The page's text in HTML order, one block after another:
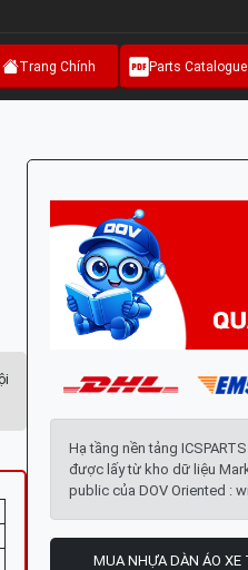
Trang Chính Parts Catalogue
Hạ tầng nền tảng
được lấy từ kho dữ liệu
public của DOV Oriented :
MUA NHỰA DÀN ÁO XE